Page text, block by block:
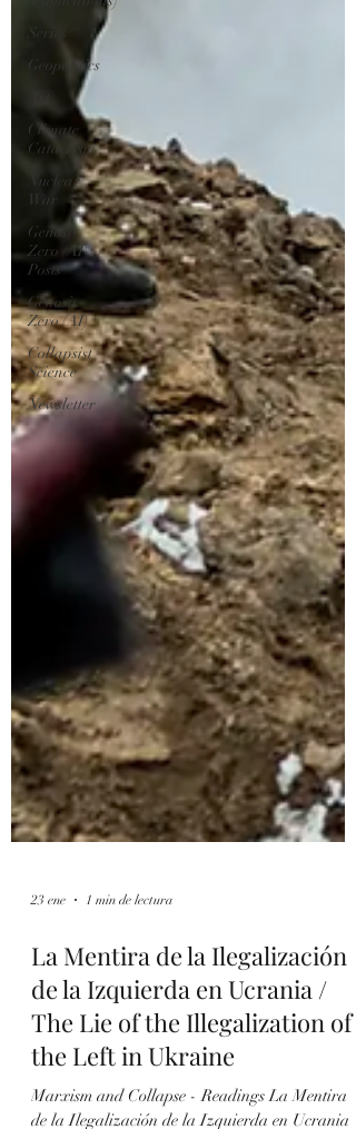
Series
Geopolitics
Climate
Cataclysm
Nuclear
War
Genosis
Zero (AI)
Posts
Genosis
Zero (AI)
Collapsist
Science
Newsletter
23 ene 1 min de lectura
La Mentira de la Ilegalización
de la Izquierda en Ucrania /
The Lie of the Illegalization of
the Left in Ukraine